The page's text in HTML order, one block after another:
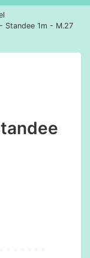
Standee 1m - M.27